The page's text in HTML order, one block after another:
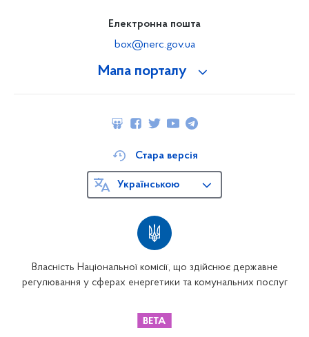
Мапа порталу
Електронна пошта
box@nerc.gov.ua
Власність Національної комісії, що здійснює державне
регулювання у сферах енергетики та комунальних послуг
Стара версія
Українською